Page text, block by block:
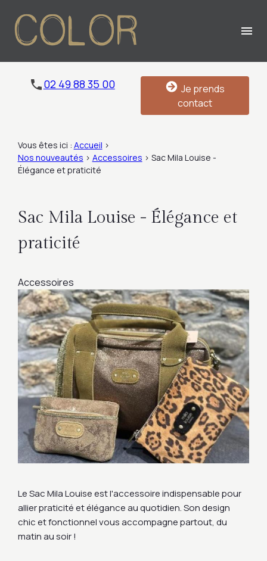
menu
02 49 88 35 00
Je prends
contact
Vous êtes ici : Accueil >
Nos nouveautés > Accessoires > Sac Mila Louise -
Élégance et praticité
Sac Mila Louise - Élégance et
praticité
Accessoires
Le Sac Mila Louise est l'accessoire indispensable pour
allier praticité et élégance au quotidien. Son design
chic et fonctionnel vous accompagne partout, du
matin au soir !